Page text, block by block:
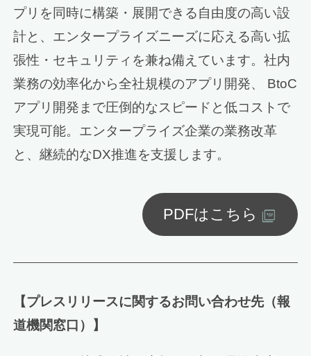
プリを同時に構築・展開できる自由度の高い設
計と、エンタープライズニーズに応える高い拡
張性・セキュリティを兼ね備えています。社内
業務の効率化から全社規模のアプリ開発、 BtoC
アプリ開発まで圧倒的なスピードと低コストで
実現可能。エンタープライズ企業の業務改革
と、継続的なDX推進を支援します。
PDFはこちら
【プレスリリースに関するお問い合わせ先（報
道機関窓口）】